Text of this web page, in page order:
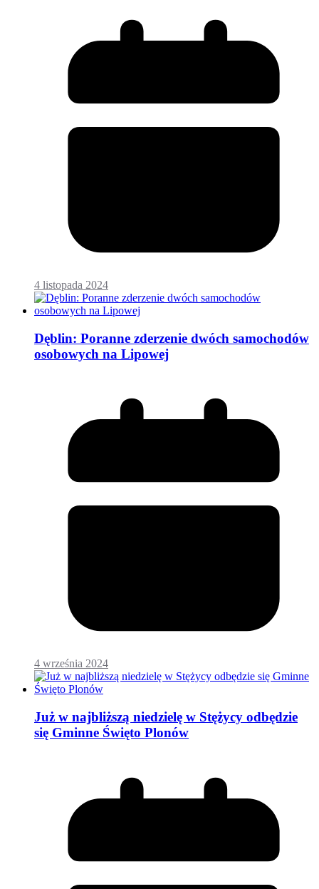
4 listopada 2024
Dęblin: Poranne zderzenie dwóch samochodów
osobowych na Lipowej
4 września 2024
Już w najbliższą niedzielę w Stężycy odbędzie
się Gminne Święto Plonów